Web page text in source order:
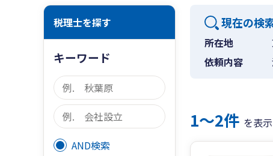
税理士を探す
キーワード
AND検索
現在の検
所在地
依頼内容
1〜2件 を表